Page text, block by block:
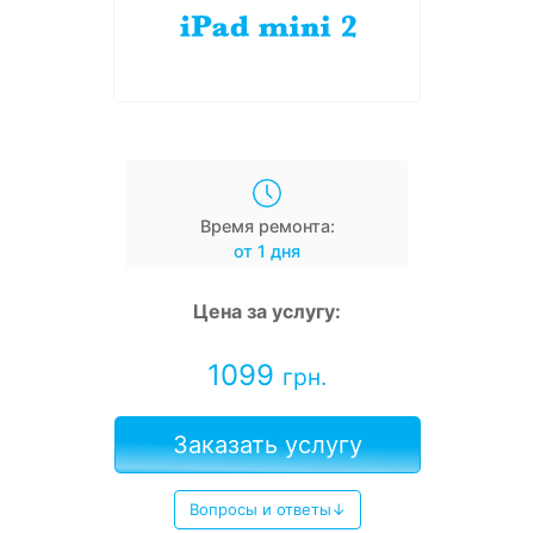
Время ремонта:
от 1 дня
Цена за услугу:
1099 грн.
Заказать услугу
Вопросы и ответы↓